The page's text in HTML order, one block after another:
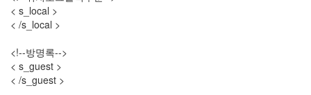
< s_local >
< /s_local >
<!--방명록-->
< s_guest >
< /s_guest >
2005
년
8
2005
년